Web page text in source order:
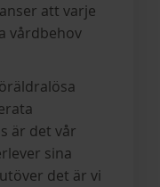
att varje
vårdbehov
är det vår
sina
det är vi